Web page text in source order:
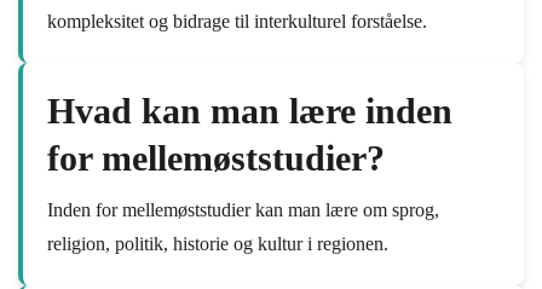
kompleksitet og bidrage til interkulturel forståelse.
Hvad kan man lære inden
for mellemøststudier?
Inden for mellemøststudier kan man lære om sprog,
religion, politik, historie og kultur i regionen.